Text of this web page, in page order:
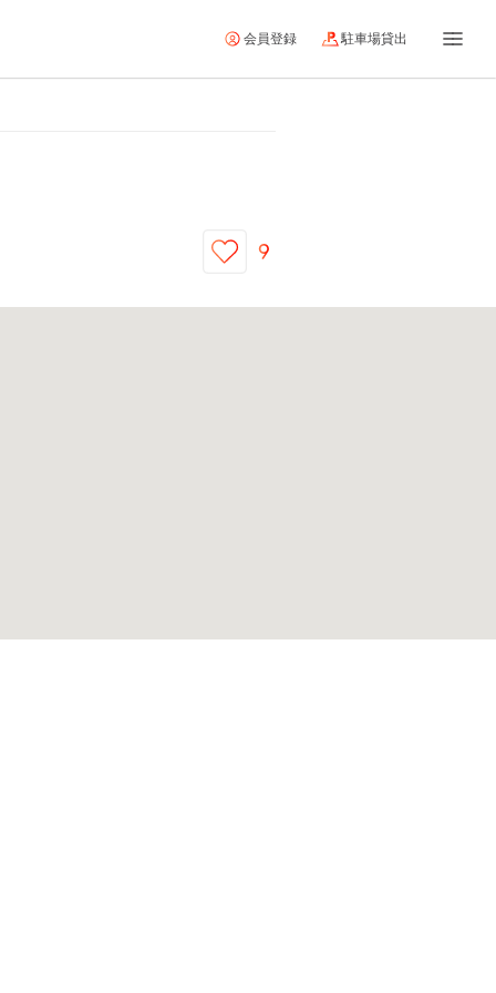
会員登録 駐車場貸出
9